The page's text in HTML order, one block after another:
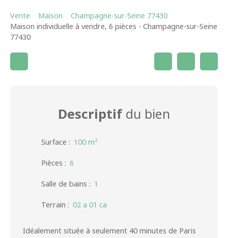
Vente Maison
Champagne-sur-Seine 77430
Maison individuelle à vendre, 6 pièces - Champagne-sur-Seine
77430
Descriptif du bien
Surface : 100 m²
Pièces : 6
Salle de bains : 1
Terrain : 02 a 01 ca
Idéalement située à seulement 40 minutes de Paris